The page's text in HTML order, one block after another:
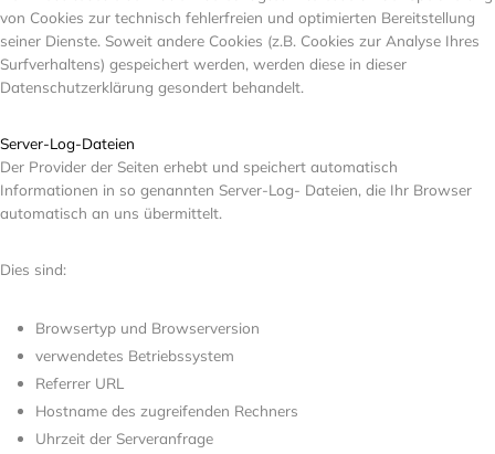
von Cookies zur technisch fehlerfreien und optimierten Bereitstellung
seiner Dienste. Soweit andere Cookies (z.B. Cookies zur Analyse Ihres
Surfverhaltens) gespeichert werden, werden diese in dieser
Datenschutzerklärung gesondert behandelt.
Server-Log-Dateien
Der Provider der Seiten erhebt und speichert automatisch
Informationen in so genannten Server-Log- Dateien, die Ihr Browser
automatisch an uns übermittelt.
Dies sind:
Browsertyp und Browserversion
verwendetes Betriebssystem
Referrer URL
Hostname des zugreifenden Rechners
Uhrzeit der Serveranfrage